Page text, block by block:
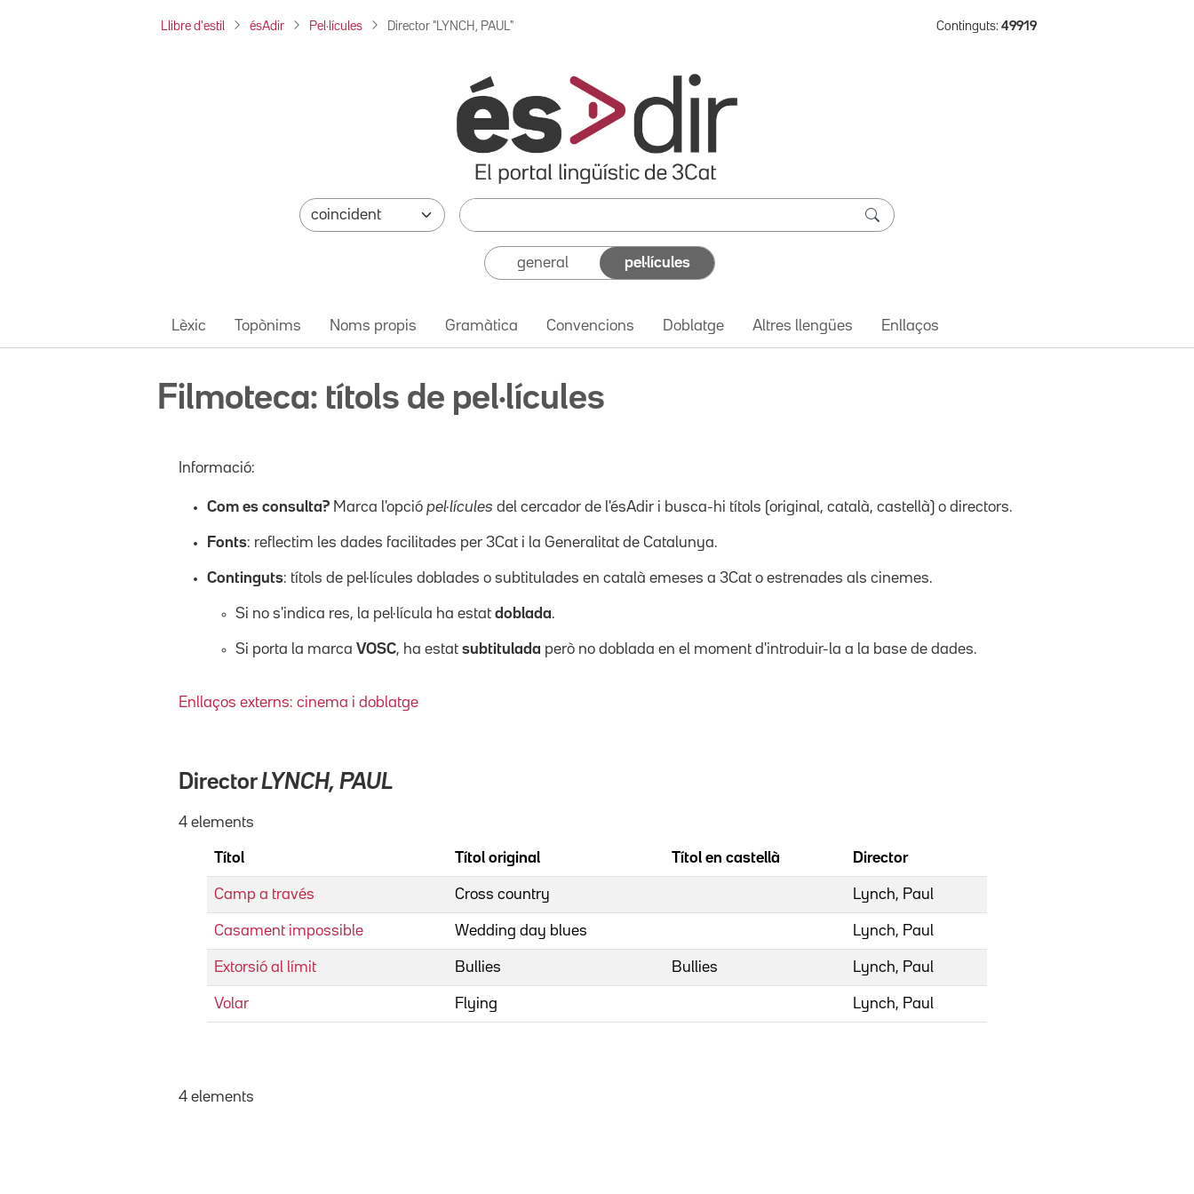
Llibre d'estil ésAdir Pel·lícules Director "LYNCH, PAUL" Continguts: 49919
general pel·lícules
Lèxic Topònims Noms propis Gramàtica Convencions Doblatge Altres llengües Enllaços
Filmoteca: títols de pel·lícules
Informació:
Com es consulta? Marca l'opció pel·lícules del cercador de l'ésAdir i busca-hi títols (original, català, castellà) o directors.
Fonts: reflectim les dades facilitades per 3Cat i la Generalitat de Catalunya.
Continguts: títols de pel·lícules doblades o subtitulades en català emeses a 3Cat o estrenades als cinemes.
Si no s'indica res, la pel·lícula ha estat doblada.
Si porta la marca VOSC, ha estat subtitulada però no doblada en el moment d'introduir-la a la base de dades.
Enllaços externs: cinema i doblatge
Director LYNCH, PAUL
4 elements
Títol Títol original Títol en castellà Director
Camp a través Cross country Lynch, Paul
Casament impossible Wedding day blues Lynch, Paul
Extorsió al límit Bullies Bullies Lynch, Paul
Volar Flying Lynch, Paul
4 elements